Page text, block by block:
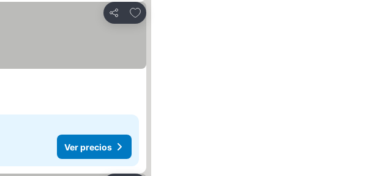
Compartir
Agregar a favoritos
Ver precios